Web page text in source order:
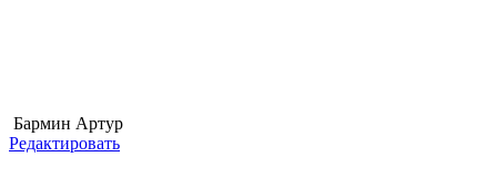
Бармин Артур
Редактировать